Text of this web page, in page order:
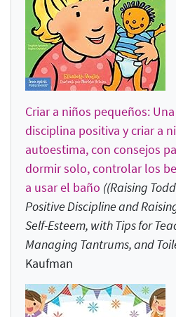
Criar a niños pequeños:
disciplina positiva y criar a
autoestima, con consejos
dormir solo, controlar los
a usar el baño ((Raising
Positive Discipline and
Self-Esteem, with Tips for
Managing Tantrums, and
Kaufman